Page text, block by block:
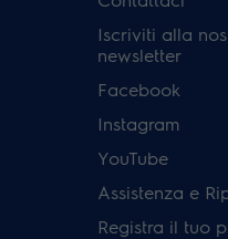
Iscriviti alla
newsletter
Facebook
Instagram
YouTube
Assistenza e
Registra il tuo